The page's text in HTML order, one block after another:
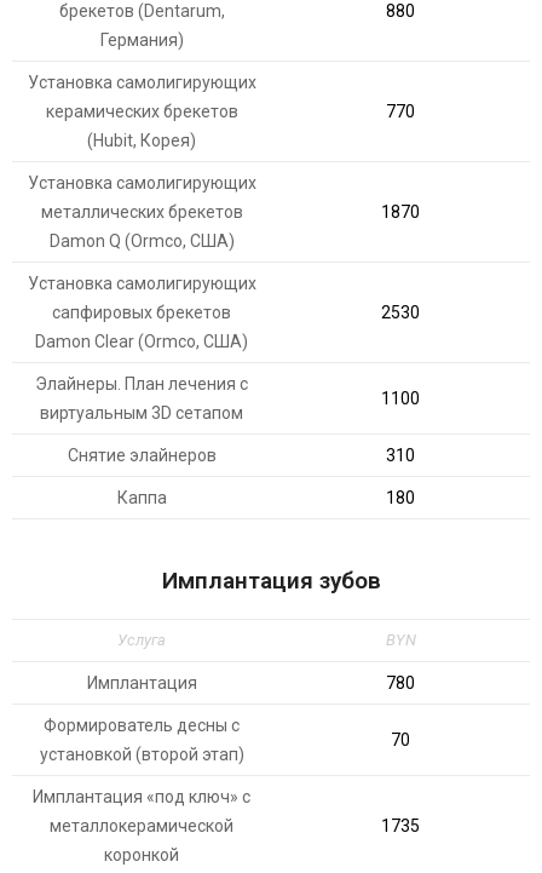
брекетов (Dentarum,
Германия)
880
Установка самолигирующих
керамических брекетов
(Hubit, Корея)
770
Установка самолигирующих
металлических брекетов
Damon Q (Ormco, США)
1870
Установка самолигирующих
сапфировых брекетов
Damon Clear (Ormco, США)
2530
Элайнеры. План лечения с
виртуальным 3D сетапом
1100
Снятие элайнеров 310
Каппа 180
Имплантация зубов
Услуга BYN
Имплантация 780
Формирователь десны с
установкой (второй этап)
70
Имплантация «под ключ» с
металлокерамической
коронкой
1735